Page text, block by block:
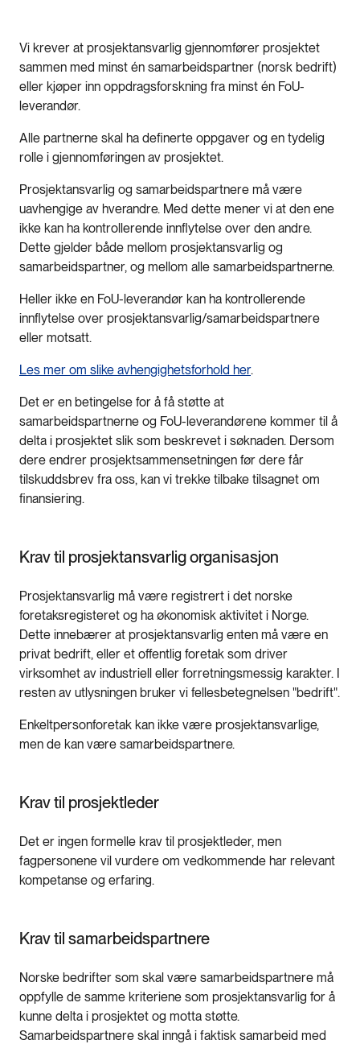
Vi krever at prosjektansvarlig gjennomfører prosjektet
sammen med minst én samarbeidspartner (norsk bedrift)
eller kjøper inn oppdragsforskning fra minst én FoU-
leverandør.
Alle partnerne skal ha definerte oppgaver og en tydelig
rolle i gjennomføringen av prosjektet.
Prosjektansvarlig og samarbeidspartnere må være
uavhengige av hverandre. Med dette mener vi at den ene
ikke kan ha kontrollerende innflytelse over den andre.
Dette gjelder både mellom prosjektansvarlig og
samarbeidspartner, og mellom alle samarbeidspartnerne.
Heller ikke en FoU-leverandør kan ha kontrollerende
innflytelse over prosjektansvarlig/samarbeidspartnere
eller motsatt.
Les mer om slike avhengighetsforhold her.
Det er en betingelse for å få støtte at
samarbeidspartnerne og FoU-leverandørene kommer til å
delta i prosjektet slik som beskrevet i søknaden. Dersom
dere endrer prosjektsammensetningen før dere får
tilskuddsbrev fra oss, kan vi trekke tilbake tilsagnet om
finansiering.
Krav til prosjektansvarlig organisasjon
Prosjektansvarlig må være registrert i det norske
foretaksregisteret og ha økonomisk aktivitet i Norge.
Dette innebærer at prosjektansvarlig enten må være en
privat bedrift, eller et offentlig foretak som driver
virksomhet av industriell eller forretningsmessig karakter. I
resten av utlysningen bruker vi fellesbetegnelsen "bedrift".
Enkeltpersonforetak kan ikke være prosjektansvarlige,
men de kan være samarbeidspartnere.
Krav til prosjektleder
Det er ingen formelle krav til prosjektleder, men
fagpersonene vil vurdere om vedkommende har relevant
kompetanse og erfaring.
Krav til samarbeidspartnere
Norske bedrifter som skal være samarbeidspartnere må
oppfylle de samme kriteriene som prosjektansvarlig for å
kunne delta i prosjektet og motta støtte.
Samarbeidspartnere skal inngå i faktisk samarbeid med